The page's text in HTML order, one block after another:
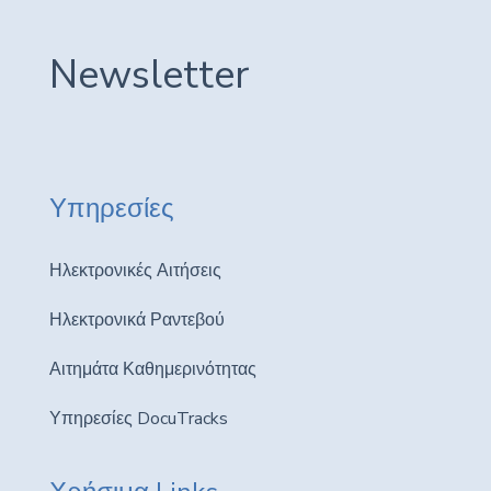
Newsletter
Υπηρεσίες
Ηλεκτρονικές Αιτήσεις
Ηλεκτρονικά Ραντεβού
Αιτημάτα Καθημερινότητας
Υπηρεσίες DocuTracks